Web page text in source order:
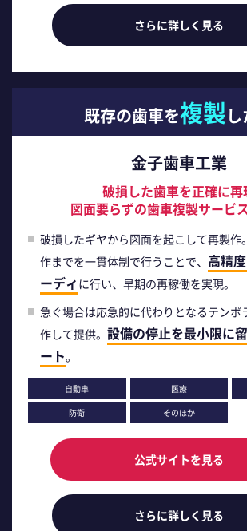
さらに詳しく見る
既存の歯車を複製
金子歯車工業
破損した歯車を正確に再
図面要らずの歯車複製サービ
破損したギヤから図面を起こして再製作
作までを一貫体制で行うことで、 高精
ーディ に行い、早期の再稼働を実現。
急ぐ場合は応急的に代わりとなるテンポ
作して提供。 設備の停止を最小限に
ート。
自動車 医療
防衛
そのほか
公式サイトを見る
さらに詳しく見る